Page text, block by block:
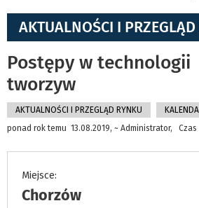
AKTUALNOŚCI I PRZEGLĄD
Postępy w technologii
tworzyw
AKTUALNOŚCI I PRZEGLĄD RYNKU
ponad rok temu 13.08.2019, ~ Administrator,
Miejsce:
Chorzów